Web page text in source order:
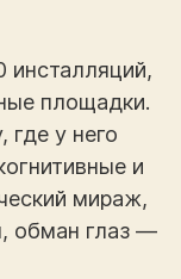
инсталляций,
площадки.
где у него
и
мираж,
обман глаз —